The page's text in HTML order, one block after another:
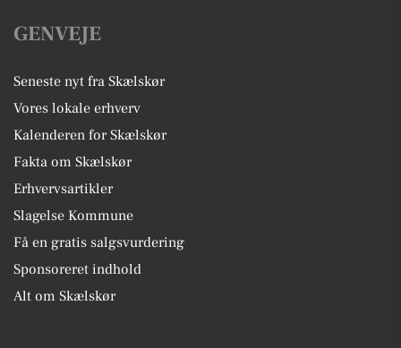
GENVEJE
Seneste nyt fra Skælskør
Vores lokale erhverv
Kalenderen for Skælskør
Fakta om Skælskør
Erhvervsartikler
Slagelse Kommune
Få en gratis salgsvurdering
Sponsoreret indhold
Alt om Skælskør